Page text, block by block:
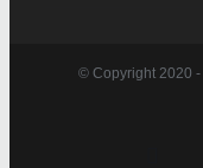
© Copyright 2020 -